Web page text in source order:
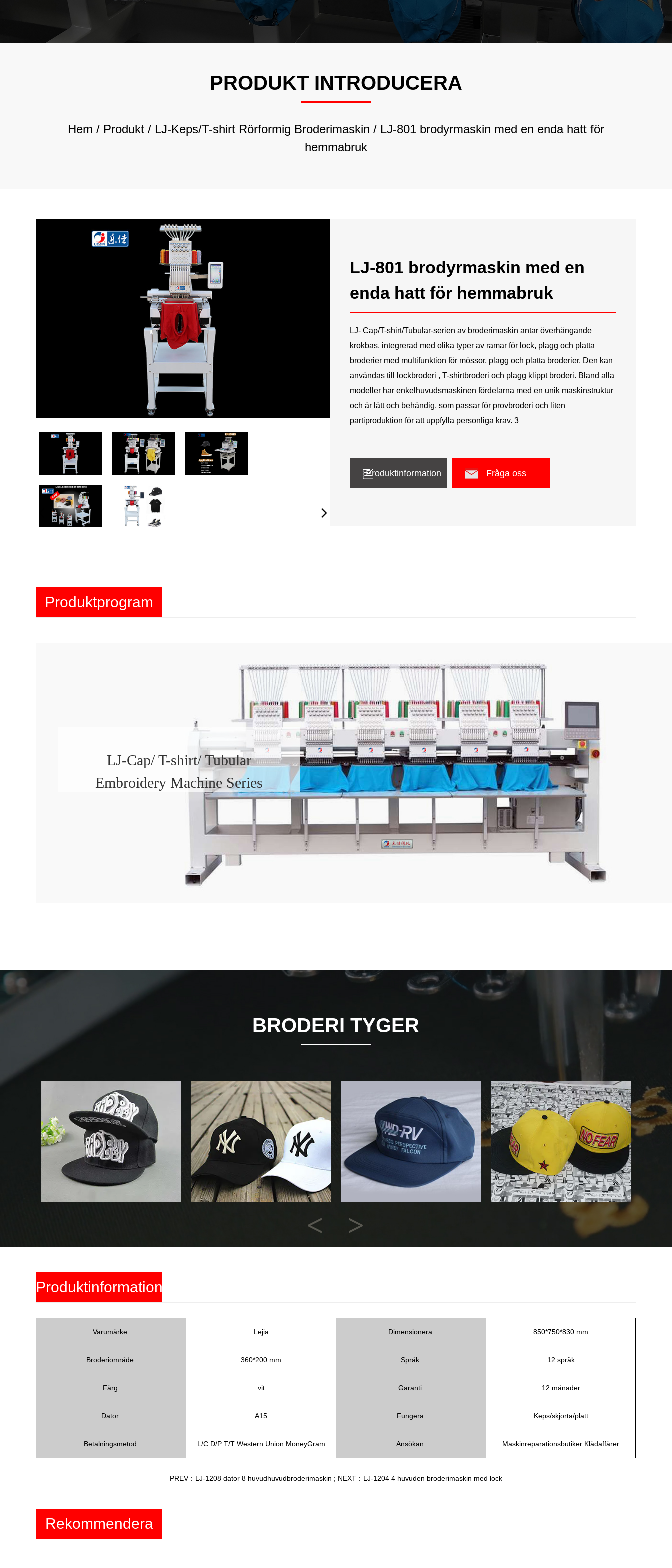
LJ-Rhinestone Hot Mixed
Broderimaskin
LJ-Multifunktionsblandad
Rörformig Broderimaskin
ไทย
PRODUKT INTRODUCERA
Hem / Produkt/ LJ-Keps/T-shirt Rörformig Broderimaskin / LJ-801 brodyrmaskin med en enda hatt för
hemmabruk
LJ-801 brodyrmaskin med en
enda hatt för hemmabruk
LJ- Cap/T-shirt/Tubular-serien av broderimaskin antar överhängande
krokbas, integrerad med olika typer av ramar för lock, plagg och platta
broderier med multifunktion för mössor, plagg och platta broderier. Den kan
användas till
lockbroderi , T-shirtbroderi och plagg klippt broderi. Bland alla
modeller har enkelhuvudsmaskinen fördelarna med en unik maskinstruktur
och är lätt och behändig, som passar för provbroderi och liten
partiproduktion för att uppfylla personliga krav. 3
Produktinformation Fråga oss
Produktprogram
LJ-Cap/ T-shirt/ Tubular
Embroidery Machine Series
BRODERI TYGER
Next
Produktinformation
Varumärke: Lejia Dimensionera: 850*750*830 mm
Broderiområde: 360*200 mm Språk: 12 språk
Färg: vit Garanti: 12 månader
Dator: A15 Fungera: Keps/skjorta/platt
Betalningsmetod: L/C D/P T/T Western Union MoneyGram Ansökan: Maskinreparationsbutiker Klädaffärer
PREV：LJ-1208 dator 8 huvudhuvudbroderimaskin ; NEXT：LJ-1204 4 huvuden broderimaskin med lock
Rekommendera